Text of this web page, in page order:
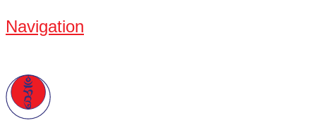
Navigation